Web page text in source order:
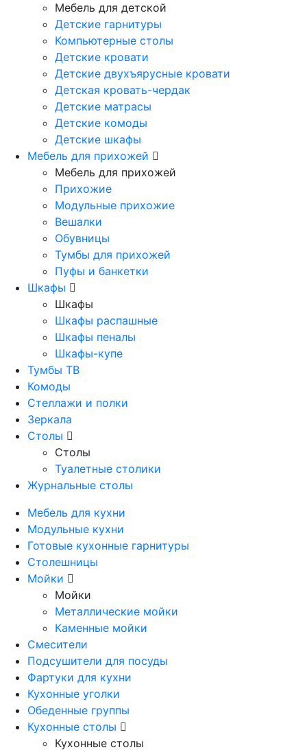
Мебель для детской
Детские гарнитуры
Компьютерные столы
Детские кровати
Детские двухъярусные кровати
Детская кровать-чердак
Детские матрасы
Детские комоды
Детские шкафы
Мебель для прихожей
Мебель для прихожей
Прихожие
Модульные прихожие
Вешалки
Обувницы
Тумбы для прихожей
Пуфы и банкетки
Шкафы
Шкафы
Шкафы распашные
Шкафы пеналы
Шкафы-купе
Тумбы ТВ
Комоды
Стеллажи и полки
Зеркала
Столы
Столы
Туалетные столики
Журнальные столы
Мебель для кухни
Модульные кухни
Готовые кухонные гарнитуры
Столешницы
Мойки
Мойки
Металлические мойки
Каменные мойки
Смесители
Подсушители для посуды
Фартуки для кухни
Кухонные уголки
Обеденные группы
Кухонные столы
Кухонные столы